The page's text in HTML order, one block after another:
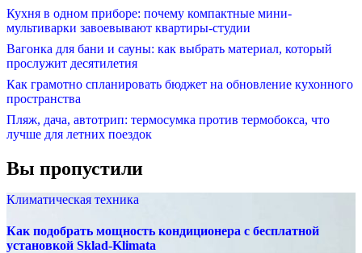
Кухня в одном приборе: почему компактные мини-
мультиварки завоевывают квартиры-студии
Вагонка для бани и сауны: как выбрать материал, который
прослужит десятилетия
Как грамотно спланировать бюджет на обновление кухонного
пространства
Пляж, дача, автотрип: термосумка против термобокса, что
лучше для летних поездок
Вы пропустили
Климатическая техника
Как подобрать мощность кондиционера с бесплатной
установкой Sklad-Klimata